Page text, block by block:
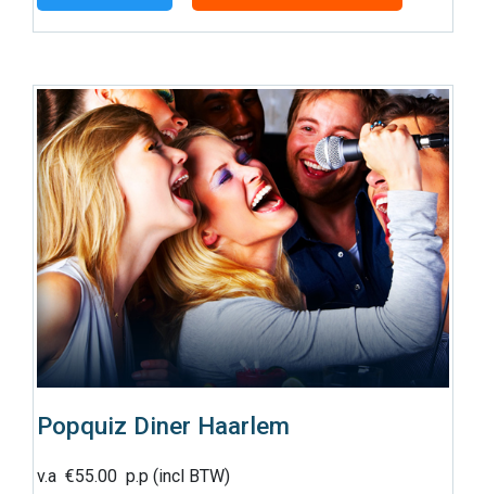
Popquiz Diner Haarlem
v.a€55.00 p.p (incl BTW)